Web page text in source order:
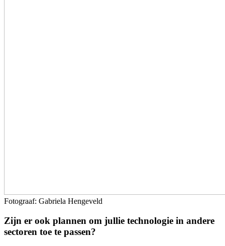
Fotograaf: Gabriela Hengeveld
Zijn er ook plannen om jullie technologie in andere
sectoren toe te passen?